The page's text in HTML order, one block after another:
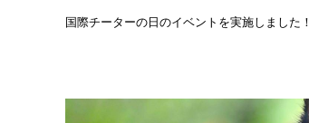
国際チーターの日のイベントを実施しました！